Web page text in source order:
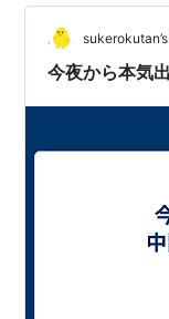
のとおりでした
点） ・2021/6/
記36点(70点)
今夜から本気